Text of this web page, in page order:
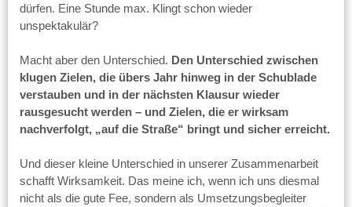
dürfen. Eine Stunde max. Klingt schon wieder
unspektakulär?
Macht aber den Unterschied. Den Unterschied zwischen
klugen Zielen, die übers Jahr hinweg in der Schublade
verstauben und in der nächsten Klausur wieder
rausgesucht werden – und Zielen, die er wirksam
nachverfolgt, „auf die Straße“ bringt und sicher erreicht.
Und dieser kleine Unterschied in unserer Zusammenarbeit
schafft Wirksamkeit. Das meine ich, wenn ich uns diesmal
nicht als die gute Fee, sondern als Umsetzungsbegleiter